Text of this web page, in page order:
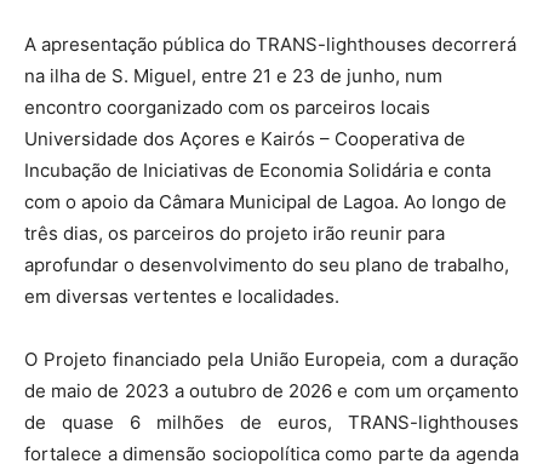
A apresentação pública do TRANS-lighthouses decorrerá
na ilha de S. Miguel, entre 21 e 23 de junho, num
encontro coorganizado com os parceiros locais
Universidade dos Açores e Kairós – Cooperativa de
Incubação de Iniciativas de Economia Solidária e conta
com o apoio da Câmara Municipal de Lagoa. Ao longo de
três dias, os parceiros do projeto irão reunir para
aprofundar o desenvolvimento do seu plano de trabalho,
em diversas vertentes e localidades.
O Projeto financiado pela União Europeia, com a duração
de maio de 2023 a outubro de 2026 e com um orçamento
de quase 6 milhões de euros, TRANS-lighthouses
fortalece a dimensão sociopolítica como parte da agenda